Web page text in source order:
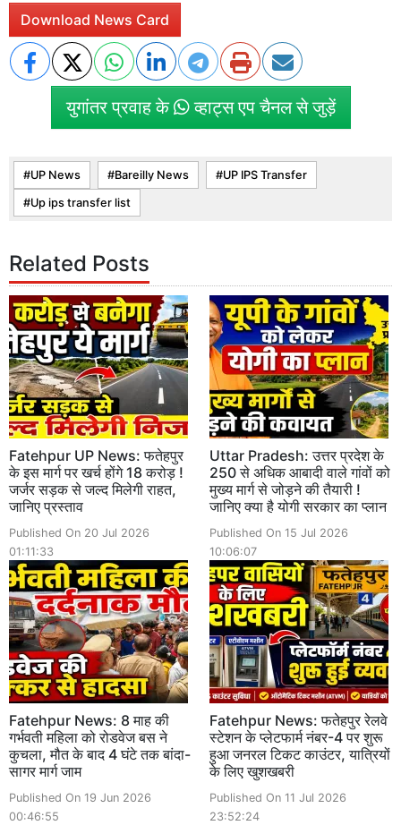
Download News Card
युगांतर प्रवाह के व्हाट्स एप चैनल से जुड़ें
UP News Bareilly News UP IPS Transfer
Up ips transfer list
Related Posts
Fatehpur UP News: फतेहपुर
के इस मार्ग पर खर्च होंगे 18 करोड़ !
जर्जर सड़क से जल्द मिलेगी राहत,
जानिए प्रस्ताव
Published On 20 Jul 2026
01:11:33
Uttar Pradesh: उत्तर प्रदेश के
250 से अधिक आबादी वाले गांवों को
मुख्य मार्ग से जोड़ने की तैयारी !
जानिए क्या है योगी सरकार का प्लान
Published On 15 Jul 2026
10:06:07
Fatehpur News: 8 माह की
गर्भवती महिला को रोडवेज बस ने
कुचला, मौत के बाद 4 घंटे तक बांदा-
सागर मार्ग जाम
Published On 19 Jun 2026
00:46:55
Fatehpur News: फतेहपुर रेलवे
स्टेशन के प्लेटफार्म नंबर-4 पर शुरू
हुआ जनरल टिकट काउंटर, यात्रियों
के लिए खुशखबरी
Published On 11 Jul 2026
23:52:24